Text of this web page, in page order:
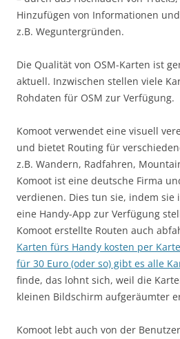
Hinzufügen von Informationen
z.B. Weguntergründen.
Die Qualität von OSM-Karten ist
aktuell. Inzwischen stellen viele
Rohdaten für OSM zur Verfügung.
Komoot verwendet eine visuell
und bietet Routing für
z.B. Wandern, Radfahren,
Komoot ist eine deutsche Firma
verdienen. Dies tun sie, indem sie
eine Handy-App zur Verfügung
Komoot erstellte Routen auch
Karten fürs Handy kosten per
für 30 Euro (oder so) gibt es alle
finde, das lohnt sich, weil die
kleinen Bildschirm aufgeräumter
Komoot lebt auch von der